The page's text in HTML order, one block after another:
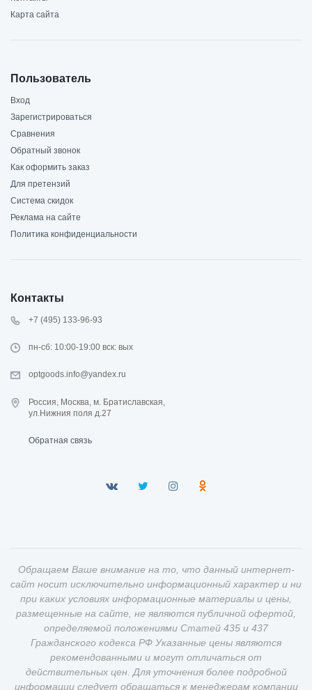
Карта сайта
Пользователь
Вход
Зарегистрироваться
Сравнения
Обратный звонок
Как оформить заказ
Для претензий
Система скидок
Реклама на сайте
Политика конфиденциальности
Контакты
+7 (495) 133-96-93
пн-сб: 10:00-19:00 вск: вых
optgoods.info@yandex.ru
Россия, Москва, м. Братиславская,
ул.Нижния поля д.27
Обратная связь
Обращаем Ваше внимание на то, что данный интернет-
сайт носит исключительно информационный характер и ни
при каких условиях информационные материалы и цены,
размещенные на сайте, не являются публичной офертой,
определяемой положениями Статей 435 и 437
Гражданского кодекса РФ Указанные цены являются
рекомендованными и могут отличаться от
действительных цен. Для уточнения более подробной
информации следует обращаться к менеджерам компании